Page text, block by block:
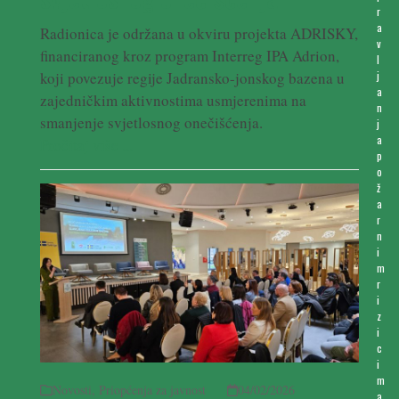
Radionica je održana u okviru projekta ADRISKY,
financiranog kroz program Interreg IPA Adrion,
koji povezuje regije Jadransko-jonskog bazena u
zajedničkim aktivnostima usmjerenima na
smanjenje svjetlosnog onečišćenja.
Novosti, Priopćenja za javnost 04/02/2026
r
a
v
l
j
a
n
j
a
p
o
ž
a
r
n
i
m
r
i
z
i
c
i
m
a